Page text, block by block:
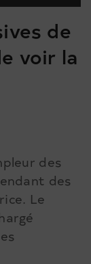
de
voir la
des
des
Le